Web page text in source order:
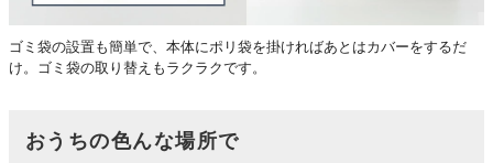
ゴミ袋の設置も簡単で、本体にポリ袋を掛ければあとはカバーをするだ
け。ゴミ袋の取り替えもラクラクです。
おうちの色んな場所で